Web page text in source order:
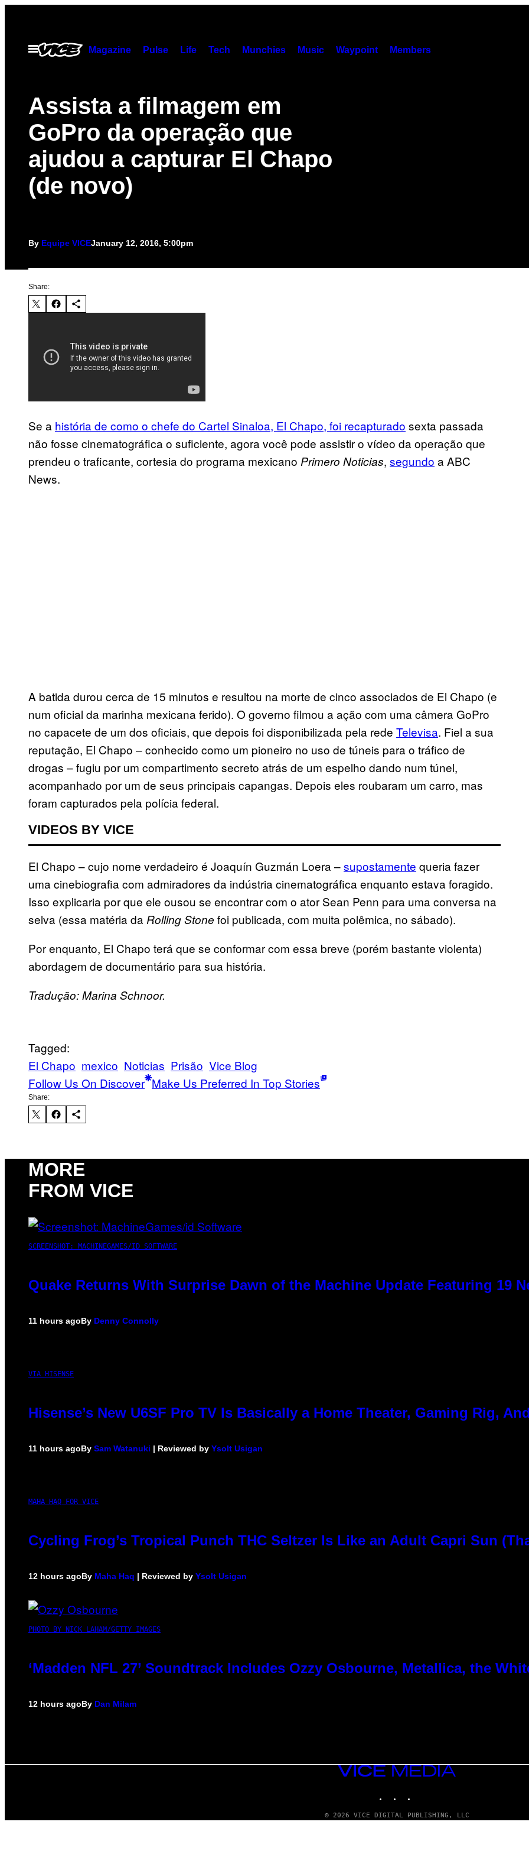
contentOpen
Menu
Magazine Pulse Life Tech Munchies Music Waypoint Members
Assista a filmagem em
GoPro da operação que
ajudou a capturar El Chapo
(de novo)
By Equipe VICEJanuary 12, 2016, 5:00pm
Share:
Se a história de como o chefe do Cartel Sinaloa, El Chapo, foi recapturado sexta passada
não fosse cinematográfica o suficiente, agora você pode assistir o vídeo da operação que
prendeu o traficante, cortesia do programa mexicano Primero Noticias, segundo a ABC
News.
A batida durou cerca de 15 minutos e resultou na morte de cinco associados de El Chapo (e
num oficial da marinha mexicana ferido). O governo filmou a ação com uma câmera GoPro
no capacete de um dos oficiais, que depois foi disponibilizada pela rede Televisa. Fiel a sua
reputação, El Chapo – conhecido como um pioneiro no uso de túneis para o tráfico de
drogas – fugiu por um compartimento secreto atrás de um espelho dando num túnel,
acompanhado por um de seus principais capangas. Depois eles roubaram um carro, mas
foram capturados pela polícia federal.
VIDEOS BY VICE
El Chapo – cujo nome verdadeiro é Joaquín Guzmán Loera –supostamente queria fazer
uma cinebiografia com admiradores da indústria cinematográfica enquanto estava foragido.
Isso explicaria por que ele ousou se encontrar com o ator Sean Penn para uma conversa na
selva (essa matéria da Rolling Stone foi publicada, com muita polêmica, no sábado).
Por enquanto, El Chapo terá que se conformar com essa breve (porém bastante violenta)
abordagem de documentário para sua história.
Tradução: Marina Schnoor.
Tagged:
El Chapo mexico Noticias Prisão Vice Blog
Follow Us On Discover Make Us Preferred In Top Stories
Share:
MORE
FROM VICE
SCREENSHOT: MACHINEGAMES/ID SOFTWARE
Quake Returns With Surprise Dawn of the Machine Update Featuring 19
11 hours agoBy Denny Connolly
VIA HISENSE
Hisense’s New U6SF Pro TV Is Basically a Home Theater, Gaming Rig,
11 hours agoBy Sam Watanuki | Reviewed by Ysolt Usigan
MAHA HAQ FOR VICE
Cycling Frog’s Tropical Punch THC Seltzer Is Like an Adult Capri Sun
12 hours agoBy Maha Haq | Reviewed by Ysolt Usigan
PHOTO BY NICK LAHAM/GETTY IMAGES
‘Madden NFL 27’ Soundtrack Includes Ozzy Osbourne, Metallica, the
12 hours agoBy Dan Milam
VICE
MEDIA
© 2026 VICE DIGITAL PUBLISHING, LLC